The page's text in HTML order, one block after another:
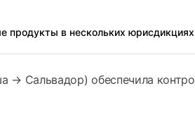
продукты в нескольких
→ Сальвадор) обеспечила